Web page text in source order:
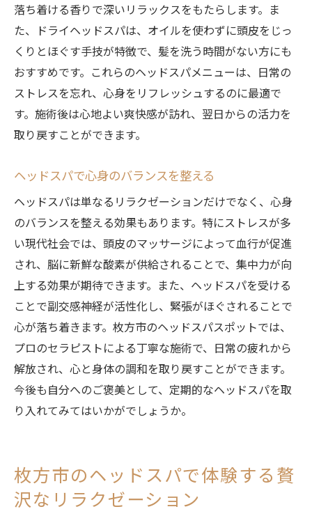
落ち着ける香りで深いリラックスをもたらします。ま
た、ドライヘッドスパは、オイルを使わずに頭皮をじっ
くりとほぐす手技が特徴で、髪を洗う時間がない方にも
おすすめです。これらのヘッドスパメニューは、日常の
ストレスを忘れ、心身をリフレッシュするのに最適で
す。施術後は心地よい爽快感が訪れ、翌日からの活力を
取り戻すことができます。
ヘッドスパで心身のバランスを整える
ヘッドスパは単なるリラクゼーションだけでなく、心身
のバランスを整える効果もあります。特にストレスが多
い現代社会では、頭皮のマッサージによって血行が促進
され、脳に新鮮な酸素が供給されることで、集中力が向
上する効果が期待できます。また、ヘッドスパを受ける
ことで副交感神経が活性化し、緊張がほぐされることで
心が落ち着きます。枚方市のヘッドスパスポットでは、
プロのセラピストによる丁寧な施術で、日常の疲れから
解放され、心と身体の調和を取り戻すことができます。
今後も自分へのご褒美として、定期的なヘッドスパを取
り入れてみてはいかがでしょうか。
枚方市のヘッドスパで体験する贅
沢なリラクゼーション